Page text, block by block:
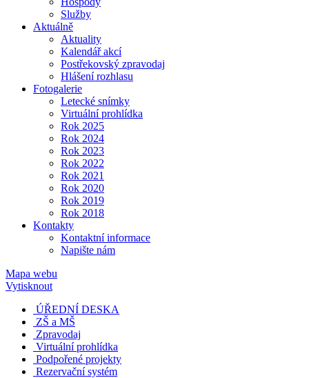
Služby
Aktuálně
Aktuality
Kalendář akcí
Postřekovský zpravodaj
Hlášení rozhlasu
Fotogalerie
Letecké snímky
Virtuální prohlídka
Rok 2025
Rok 2024
Rok 2023
Rok 2022
Rok 2021
Rok 2020
Rok 2019
Rok 2018
Kontakty
Kontaktní informace
Napište nám
Mapa webu
Vytisknout
ÚŘEDNÍ DESKA
ZŠ a MŠ
Zpravodaj
Virtuální prohlídka
Podpořené projekty
Rezervační systém